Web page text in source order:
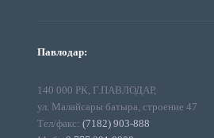
Павлодар:
140 000 РК, Г.ПАВЛОДАР,
ул. Малайсары батыра, строение 47
Тел/факс: (7182) 903-888